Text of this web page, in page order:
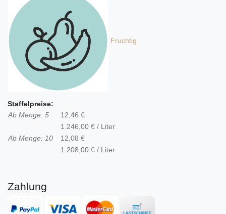
Fruchtig
Staffelpreise:
Ab Menge: 5
12,46 €
1.246,00 € / Liter
Ab Menge: 10
12,08 €
1.208,00 € / Liter
Zahlung